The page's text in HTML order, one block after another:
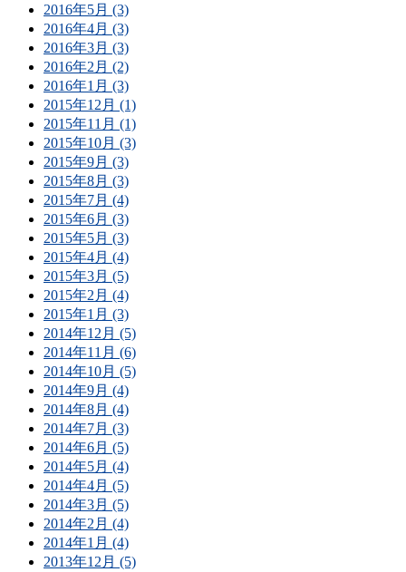
2016年5月 (3)
2016年4月 (3)
2016年3月 (3)
2016年2月 (2)
2016年1月 (3)
2015年12月 (1)
2015年11月 (1)
2015年10月 (3)
2015年9月 (3)
2015年8月 (3)
2015年7月 (4)
2015年6月 (3)
2015年5月 (3)
2015年4月 (4)
2015年3月 (5)
2015年2月 (4)
2015年1月 (3)
2014年12月 (5)
2014年11月 (6)
2014年10月 (5)
2014年9月 (4)
2014年8月 (4)
2014年7月 (3)
2014年6月 (5)
2014年5月 (4)
2014年4月 (5)
2014年3月 (5)
2014年2月 (4)
2014年1月 (4)
2013年12月 (5)